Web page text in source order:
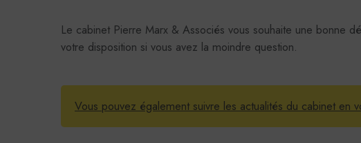
Le cabinet Pierre Marx & Associés vous souhaite une bonne
votre disposition si vous avez la moindre question.
Vous pouvez également suivre les actualités du cabinet en